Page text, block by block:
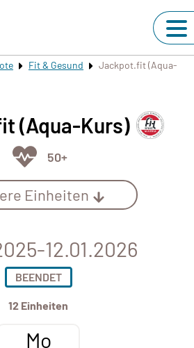
Fit & Gesund
Jackpot.fit (Aqua-
(Aqua-Kurs)
50+
Einheiten
12.01.2026
BEENDET
12 Einheiten
Mo